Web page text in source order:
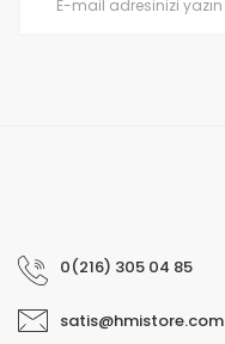
0(216) 305 04 85
satis@hmistore.com